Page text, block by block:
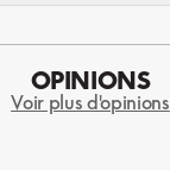
OPINIONS
Voir plus d'opinions